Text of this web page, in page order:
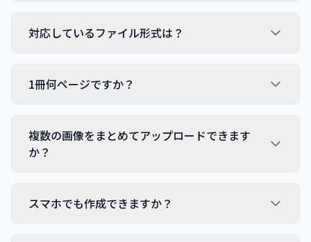
対応しているファイル形式は？
1冊何ページですか？
複数の画像をまとめてアップロードできます
か？
スマホでも作成できますか？